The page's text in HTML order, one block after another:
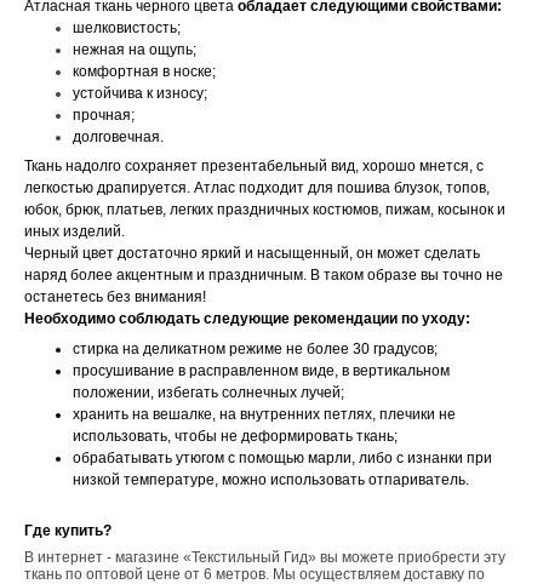
Атласная ткань черного цвета обладает следующими свойствами:
шелковистость;
нежная на ощупь;
комфортная в носке;
устойчива к износу;
прочная;
долговечная.
Ткань надолго сохраняет презентабельный вид, хорошо мнется, с
легкостью драпируется. Атлас подходит для пошива блузок, топов,
юбок, брюк, платьев, легких праздничных костюмов, пижам, косынок и
иных изделий.
Черный цвет достаточно яркий и насыщенный, он может сделать
наряд более акцентным и праздничным. В таком образе вы точно не
останетесь без внимания!
Необходимо соблюдать следующие рекомендации по уходу:
стирка на деликатном режиме не более 30 градусов;
просушивание в расправленном виде, в вертикальном
положении, избегать солнечных лучей;
хранить на вешалке, на внутренних петлях, плечики не
использовать, чтобы не деформировать ткань;
обрабатывать утюгом с помощью марли, либо с изнанки при
низкой температуре, можно использовать отпариватель.
Где купить?
В интернет - магазине «Текстильный Гид» вы можете приобрести эту
ткань по оптовой цене от 6 метров. Мы осуществляем доставку по